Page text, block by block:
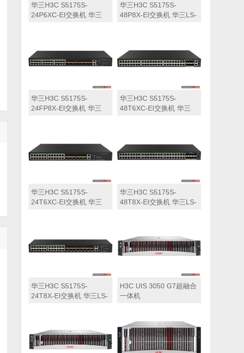
华三H3C S5175S-
24P6XC-EI交换机 华三
华三H3C S5175S-
48P8X-EI交换机 华三LS-
华三H3C S5175S-
24FP8X-EI交换机 华三
华三H3C S5175S-
48T6XC-EI交换机 华三
华三H3C S5175S-
24T6XC-EI交换机 华三
华三H3C S5175S-
48T8X-EI交换机 华三LS-
华三H3C S5175S-
24T8X-EI交换机 华三LS-
H3C UIS 3050 G7超融合
一体机